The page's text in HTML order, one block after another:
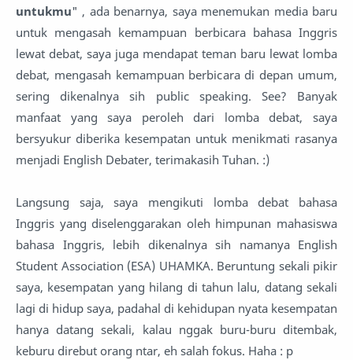
untukmu" , ada benarnya, saya menemukan media baru
untuk mengasah kemampuan berbicara bahasa Inggris
lewat debat, saya juga mendapat teman baru lewat lomba
debat, mengasah kemampuan berbicara di depan umum,
sering dikenalnya sih public speaking. See? Banyak
manfaat yang saya peroleh dari lomba debat, saya
bersyukur diberika kesempatan untuk menikmati rasanya
menjadi English Debater, terimakasih Tuhan. :)
Langsung saja, saya mengikuti lomba debat bahasa
Inggris yang diselenggarakan oleh himpunan mahasiswa
bahasa Inggris, lebih dikenalnya sih namanya English
Student Association (ESA) UHAMKA. Beruntung sekali pikir
saya, kesempatan yang hilang di tahun lalu, datang sekali
lagi di hidup saya, padahal di kehidupan nyata kesempatan
hanya datang sekali, kalau nggak buru-buru ditembak,
keburu direbut orang ntar, eh salah fokus. Haha : p